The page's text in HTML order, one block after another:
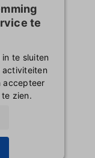
te
te sluiten
activiteiten
accepteer
zien.